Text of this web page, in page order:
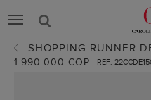
SHOPPING RUNNER
1.990.000 COP REF.